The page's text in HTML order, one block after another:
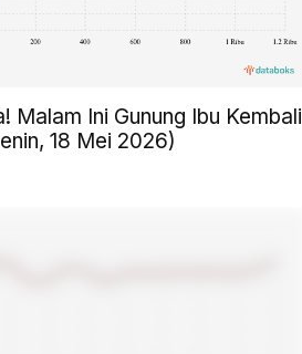
Malam Ini Gunung Ibu Kembali
18 Mei 2026)